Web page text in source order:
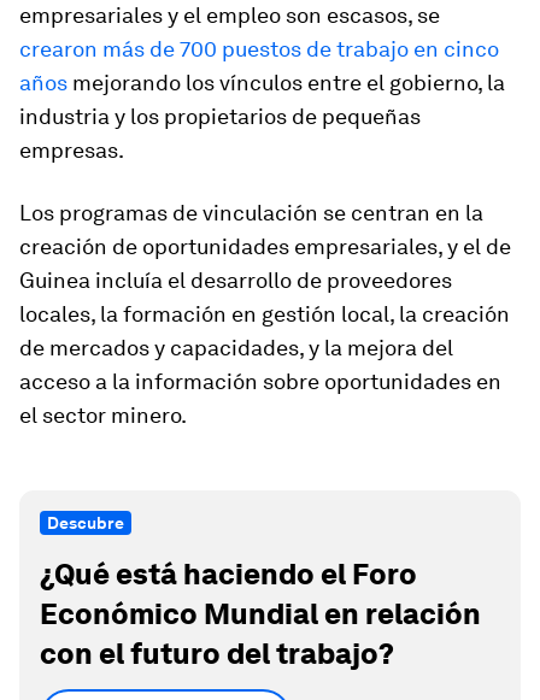
empresariales y el empleo son escasos, se
crearon más de 700 puestos de trabajo en cinco
años mejorando los vínculos entre el gobierno, la
industria y los propietarios de pequeñas
empresas.
Los programas de vinculación se centran en la
creación de oportunidades empresariales, y el de
Guinea incluía el desarrollo de proveedores
locales, la formación en gestión local, la creación
de mercados y capacidades, y la mejora del
acceso a la información sobre oportunidades en
el sector minero.
Descubre
¿Qué está haciendo el Foro
Económico Mundial en relación
con el futuro del trabajo?